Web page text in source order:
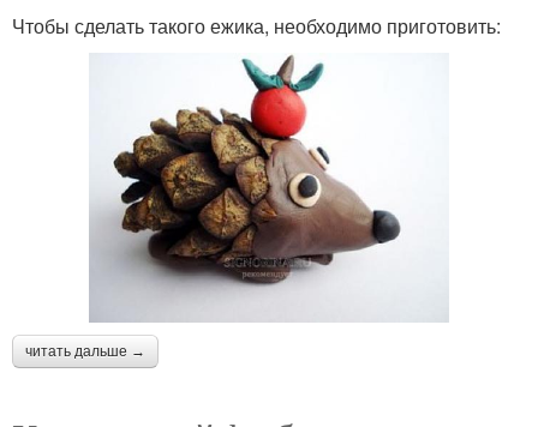
Чтобы сделать такого ежика, необходимо приготовить:
читать дальше →